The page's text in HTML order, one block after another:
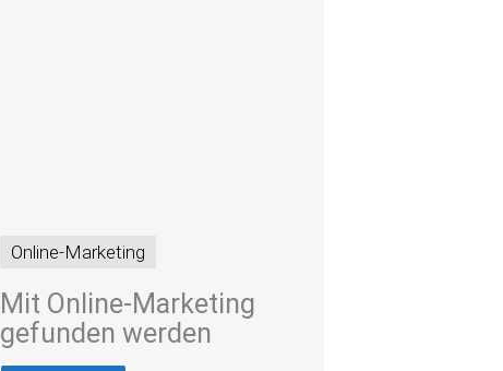
Online-Marketing
Mit Online-Marketing
gefunden werden